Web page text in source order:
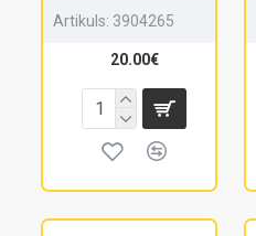
Artikuls: 3904265
20.00€